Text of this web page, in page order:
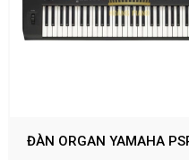
ĐÀN ORGAN YAMAHA